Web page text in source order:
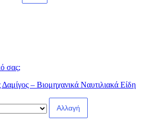
σας;
– Βιομηχανικά Ναυτιλιακά Είδη